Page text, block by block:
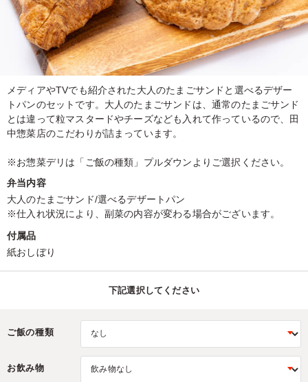
メディアやTVでも紹介された大人のたまごサンドと選べるデザー
トパンのセットです。大人のたまごサンドは、通常のたまごサンド
とは違って粒マスタードやチーズなども入れて作っているので、田
中惣菜店のこだわりが詰まっています。
※お惣菜デリは「ご飯の種類」プルダウンよりご選択ください。
弁当内容
大人のたまごサンド/選べるデザートパン
※仕入れ状況により、副菜の内容が変わる場合がございます。
付属品
紙おしぼり
下記選択してください
ご飯の種類
お飲み物